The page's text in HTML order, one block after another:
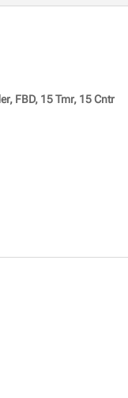
FBD, 15 Tmr, 15 Cntr